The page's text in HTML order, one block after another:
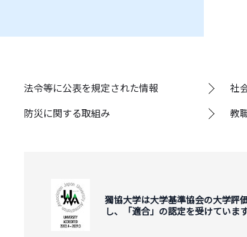
法令等に公表を規定された情報 社
防災に関する取組み
教
獨協大学は大学基準協会の大学評
し、「適合」の認定を受けています